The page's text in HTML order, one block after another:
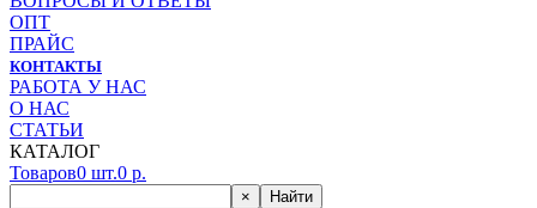
ОПТ
ПРАЙС
КОНТАКТЫ
РАБОТА У НАС
О НАС
СТАТЬИ
КАТАЛОГ
Товаров0 шт.0 р.
× Найти